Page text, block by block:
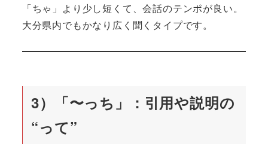
「ちゃ」より少し短くて、会話のテンポが良い。
大分県内でもかなり広く聞くタイプです。
3）「〜っち」：引用や説明の
“って”